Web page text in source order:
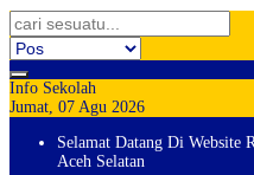
Info Sekolah
Jumat, 07 Agu 2026
Selamat Datang Di Website
Aceh Selatan